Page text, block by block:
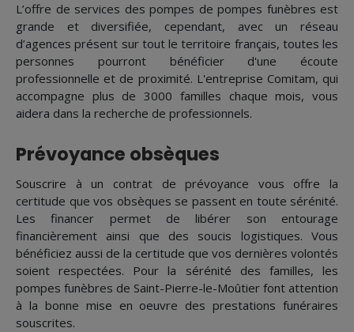
L’offre de services des pompes de pompes funèbres est
grande et diversifiée, cependant, avec un réseau
d’agences présent sur tout le territoire français, toutes les
personnes pourront bénéficier d'une écoute
professionnelle et de proximité. L'entreprise Comitam, qui
accompagne plus de 3000 familles chaque mois, vous
aidera dans la recherche de professionnels.
Prévoyance obsèques
Souscrire à un contrat de prévoyance vous offre la
certitude que vos obsèques se passent en toute sérénité.
Les financer permet de libérer son entourage
financièrement ainsi que des soucis logistiques. Vous
bénéficiez aussi de la certitude que vos dernières volontés
soient respectées. Pour la sérénité des familles, les
pompes funèbres de Saint-Pierre-le-Moûtier font attention
à la bonne mise en oeuvre des prestations funéraires
souscrites.